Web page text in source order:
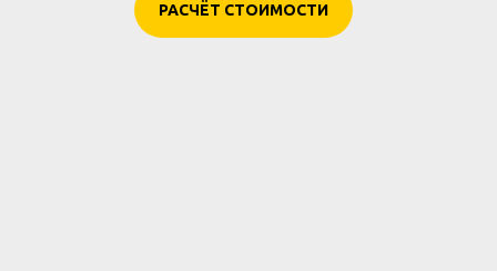
РАСЧЁТ СТОИМОСТИ